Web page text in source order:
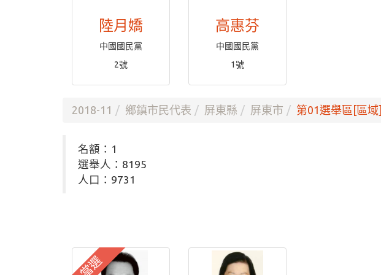
陸月嬌
中國國民黨
2號
高惠芬
中國國民黨
1號
2018-11 鄉鎮市民代表 屏東縣 屏東市 第01選舉區[區域]
名額：1
選舉人：8195
人口：9731
當選